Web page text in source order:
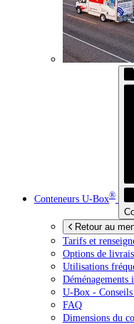
Conteneurs U-Box®
Retour au
Tarifs et
Options de
Utilisations
Déménagements
U-Box -
FAQ
Dimensions du